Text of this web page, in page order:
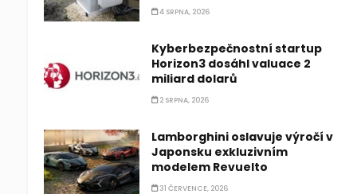
4 SRPNA, 2026
Kyberbezpečnostní startup
Horizon3 dosáhl valuace 2
miliard dolarů
2 SRPNA, 2026
Lamborghini oslavuje výročí v
Japonsku exkluzivním
modelem Revuelto
31 ČERVENCE, 2026